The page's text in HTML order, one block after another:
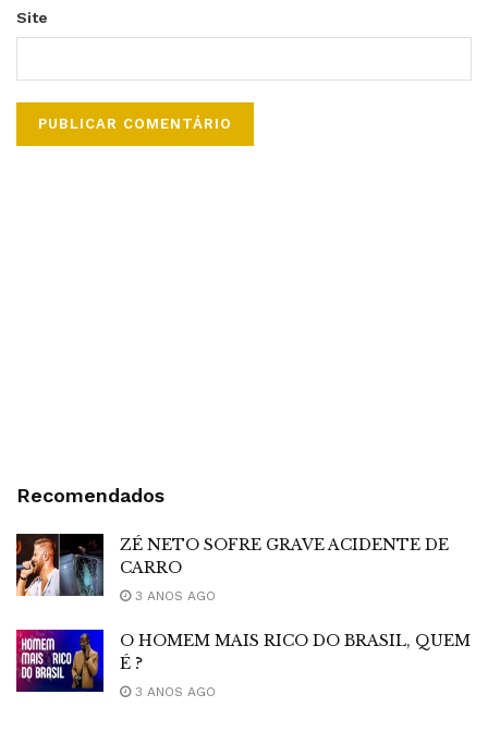
Site
Recomendados
ZÉ NETO SOFRE GRAVE ACIDENTE DE
CARRO
3 ANOS AGO
O HOMEM MAIS RICO DO BRASIL, QUEM
É ?
3 ANOS AGO